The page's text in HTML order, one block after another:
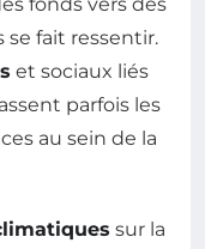
fait ressentir.
et sociaux liés
parfois les
au sein de la
sur la